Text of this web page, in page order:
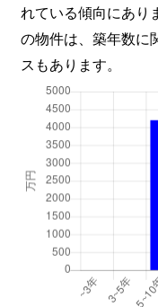
れている傾向にあり
の物件は、築年数に
スもあります。